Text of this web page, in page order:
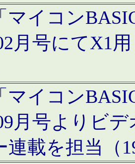
マイコン
月号にてX1
マイコン
月号よりビ
連載を担当（